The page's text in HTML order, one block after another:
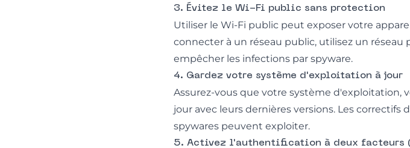
3. Évitez le Wi-Fi public sans protection
Utiliser le Wi-Fi public peut exposer votre
connecter à un réseau public, utilisez un réseau
empêcher les infections par spyware.
4. Gardez votre système d'exploitation à jour
Assurez-vous que votre système d'exploitation,
jour avec leurs dernières versions. Les
spywares peuvent exploiter.
5. Activez l'authentification à deux facteurs